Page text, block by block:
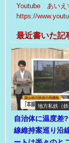
Youtube あいえ
https://
最近書いた記
地方私鉄（鉄
自治体に温度差
線維持案巡り沿